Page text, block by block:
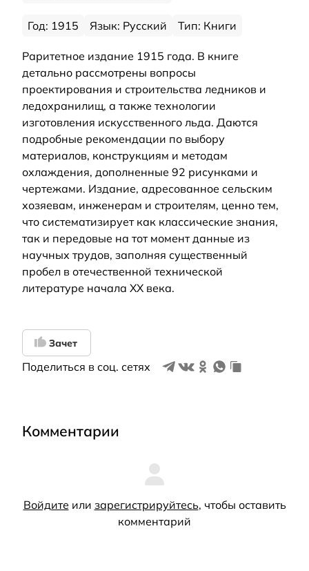
Год: 1915 Язык: Русский Тип: Книги
Раритетное издание 1915 года. В книге
детально рассмотрены вопросы
проектирования и строительства ледников и
ледохранилищ, а также технологии
изготовления искусственного льда. Даются
подробные рекомендации по выбору
материалов, конструкциям и методам
охлаждения, дополненные 92 рисунками и
чертежами. Издание, адресованное сельским
хозяевам, инженерам и строителям, ценно тем,
что систематизирует как классические знания,
так и передовые на тот момент данные из
научных трудов, заполняя существенный
пробел в отечественной технической
литературе начала XX века.
Зачет
Поделиться в соц. сетях
Комментарии
Войдите или зарегистрируйтесь, чтобы оставить
комментарий